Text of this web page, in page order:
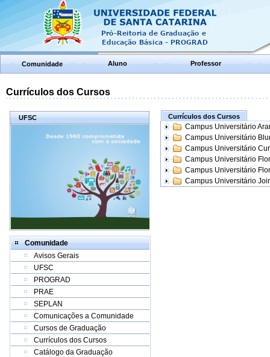
Comunidade Aluno Professor
Currículos dos Cursos
UFSC
Comunidade
Avisos Gerais
UFSC
PROGRAD
PRAE
SEPLAN
Comunicações a Comunidade
Cursos de Graduação
Currículos dos Cursos
Catálogo da Graduação
Currículos dos Cursos
Campus Universitário
Campus Universitário
Campus Universitário
Campus Universitário
Campus Universitário
Campus Universitário